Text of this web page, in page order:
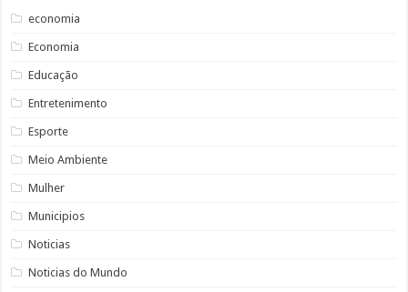
economia
Economia
Educação
Entretenimento
Esporte
Meio Ambiente
Mulher
Municipios
Noticias
Noticias do Mundo